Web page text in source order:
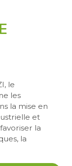
le
les
la mise en
et
la
la